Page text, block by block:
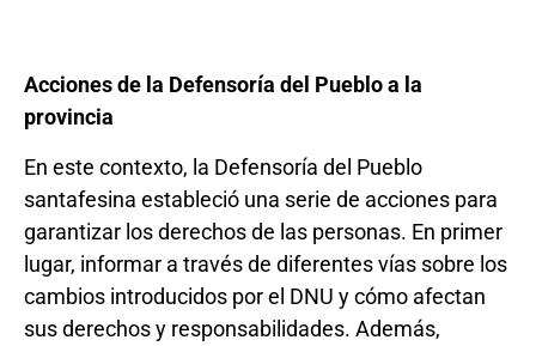
Acciones de la Defensoría del Pueblo a la
provincia
En este contexto, la Defensoría del Pueblo
santafesina estableció una serie de acciones para
garantizar los derechos de las personas. En primer
lugar, informar a través de diferentes vías sobre los
cambios introducidos por el DNU y cómo afectan
sus derechos y responsabilidades. Además,